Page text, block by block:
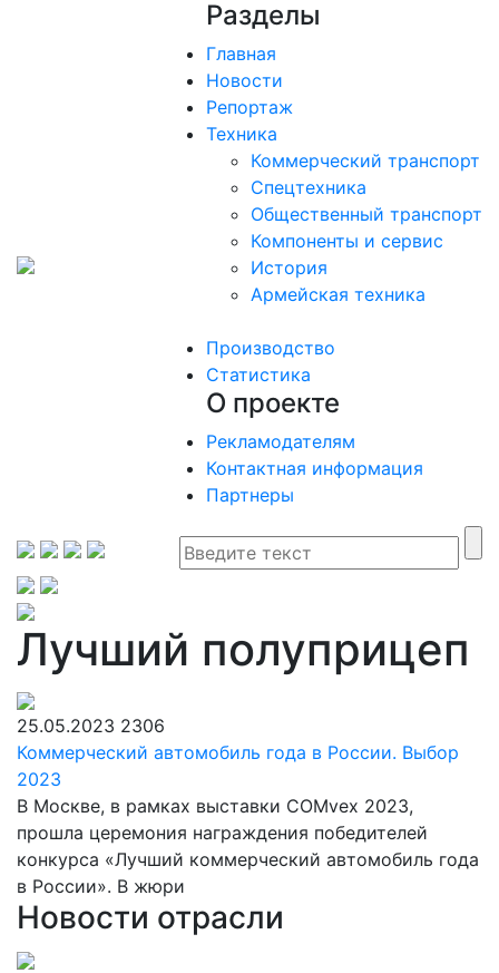
Разделы
Главная
Новости
Репортаж
Техника
Коммерческий транспорт
Спецтехника
Общественный транспорт
Компоненты и сервис
История
Армейская техника
Производство
Статистика
О проекте
Рекламодателям
Контактная информация
Партнеры
Лучший полуприцеп
25.05.2023 2306
Коммерческий автомобиль года в России. Выбор
2023
В Москве, в рамках выставки COMvex 2023,
прошла церемония награждения победителей
конкурса «Лучший коммерческий автомобиль года
в России». В жюри
Новости отрасли